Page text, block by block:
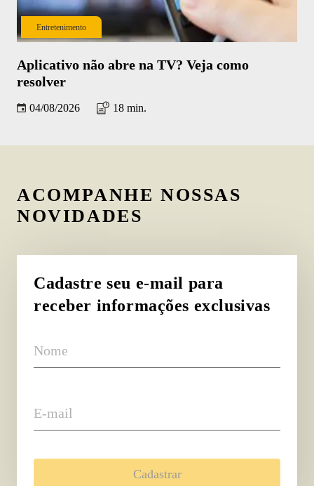
Entretenimento
Aplicativo não abre na TV? Veja como
resolver
04/08/2026 18 min.
ACOMPANHE NOSSAS
NOVIDADES
Cadastre seu e-mail para
receber informações exclusivas
Nome
E-mail
Cadastrar